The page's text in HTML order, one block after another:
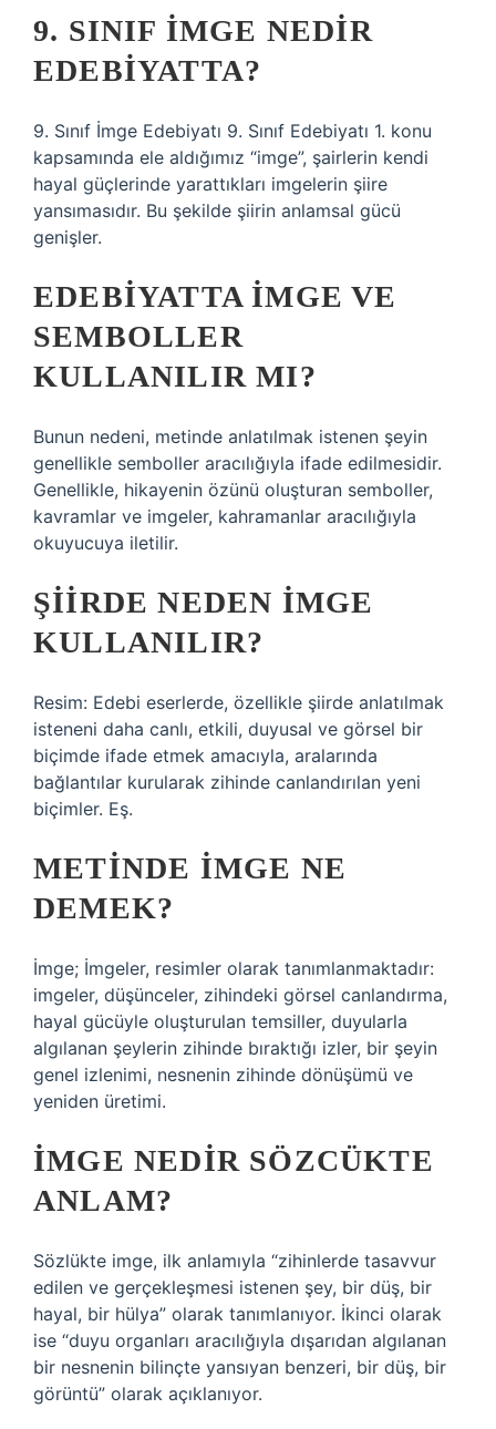
9. SINIF IMGE NEDIR
EDEBIYATTA?
9. Sınıf İmge Edebiyatı 9. Sınıf Edebiyatı 1. konu
kapsamında ele aldığımız “imge”, şairlerin kendi
hayal güçlerinde yarattıkları imgelerin şiire
yansımasıdır. Bu şekilde şiirin anlamsal gücü
genişler.
EDEBIYATTA IMGE VE
SEMBOLLER
KULLANILIR MI?
Bunun nedeni, metinde anlatılmak istenen şeyin
genellikle semboller aracılığıyla ifade edilmesidir.
Genellikle, hikayenin özünü oluşturan semboller,
kavramlar ve imgeler, kahramanlar aracılığıyla
okuyucuya iletilir.
ŞIIRDE NEDEN IMGE
KULLANILIR?
Resim: Edebi eserlerde, özellikle şiirde anlatılmak
isteneni daha canlı, etkili, duyusal ve görsel bir
biçimde ifade etmek amacıyla, aralarında
bağlantılar kurularak zihinde canlandırılan yeni
biçimler. Eş.
METINDE IMGE NE
DEMEK?
İmge; İmgeler, resimler olarak tanımlanmaktadır:
imgeler, düşünceler, zihindeki görsel canlandırma,
hayal gücüyle oluşturulan temsiller, duyularla
algılanan şeylerin zihinde bıraktığı izler, bir şeyin
genel izlenimi, nesnenin zihinde dönüşümü ve
yeniden üretimi.
İMGE NEDIR SÖZCÜKTE
ANLAM?
Sözlükte imge, ilk anlamıyla “zihinlerde tasavvur
edilen ve gerçekleşmesi istenen şey, bir düş, bir
hayal, bir hülya” olarak tanımlanıyor. İkinci olarak
ise “duyu organları aracılığıyla dışarıdan algılanan
bir nesnenin bilinçte yansıyan benzeri, bir düş, bir
görüntü” olarak açıklanıyor.